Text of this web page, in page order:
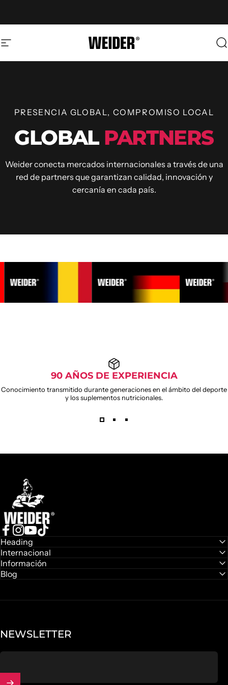
Navigation Weider
PRESENCIA GLOBAL, COMPROMISO LOCAL
GLOBAL PARTNERS
Weider conecta mercados internacionales a través de una
red de partners que garantizan calidad, innovación y
cercanía en cada país.
90 AÑOS DE EXPERIENCIA
Conocimiento transmitido durante generaciones en el ámbito del deporte
y los suplementos nutricionales.
Weider
Facebook
Instagram
YouTube
Heading
Internacional
Información
Blog
NEWSLETTER